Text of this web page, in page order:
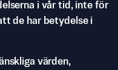
i vår tid, inte för
de har betydelse i
värden,